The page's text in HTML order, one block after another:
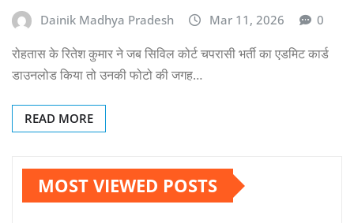
Dainik Madhya Pradesh Mar 11, 2026 0
रोहतास के रितेश कुमार ने जब सिविल कोर्ट चपरासी भर्ती का एडमिट कार्ड
डाउनलोड किया तो उनकी फोटो की जगह…
READ MORE
MOST VIEWED POSTS